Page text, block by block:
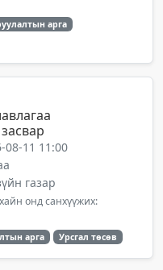
арга
08-11 11:00
газар
онд санхүүжих:
арга Урсгал төсөв